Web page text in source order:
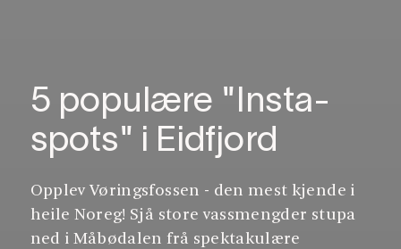
5 populære "Insta-
spots" i Eidfjord
Opplev Vøringsfossen - den mest kjende i
heile Noreg! Sjå store vassmengder stupa
ned i Måbødalen frå spektakulære